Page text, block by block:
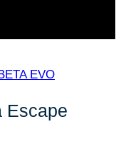
Escape